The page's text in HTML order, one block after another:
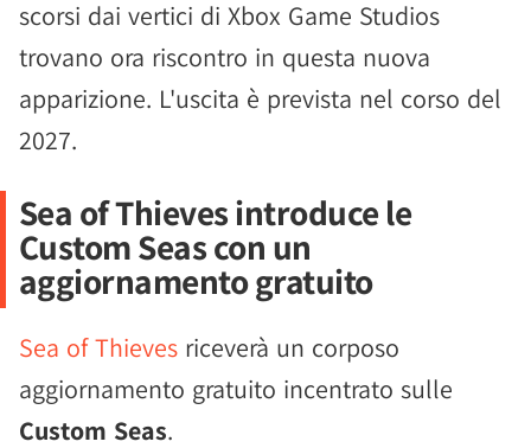
scorsi dai vertici di Xbox Game Studios
trovano ora riscontro in questa nuova
apparizione. L'uscita è prevista nel corso del
2027.
Sea of Thieves introduce le
Custom Seas con un
aggiornamento gratuito
Sea of Thieves riceverà un corposo
aggiornamento gratuito incentrato sulle
Custom Seas.